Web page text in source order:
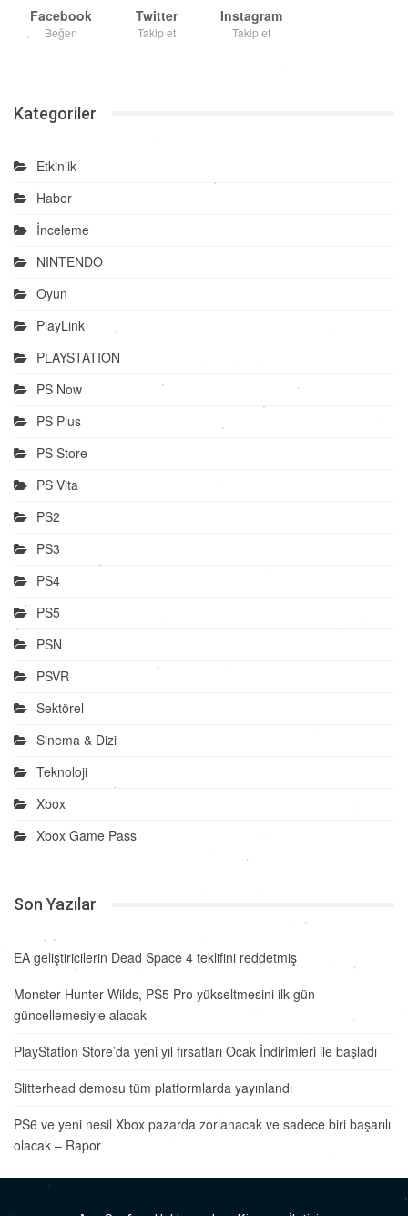
Facebook
Beğen
Twitter
Takip et
Instagram
Takip et
Kategoriler
Etkinlik
Haber
İnceleme
NINTENDO
Oyun
PlayLink
PLAYSTATION
PS Now
PS Plus
PS Store
PS Vita
PS2
PS3
PS4
PS5
PSN
PSVR
Sektörel
Sinema & Dizi
Teknoloji
Xbox
Xbox Game Pass
Son Yazılar
EA geliştiricilerin Dead Space 4 teklifini reddetmiş
Monster Hunter Wilds, PS5 Pro yükseltmesini ilk gün
güncellemesiyle alacak
PlayStation Store’da yeni yıl fırsatları Ocak İndirimleri ile başladı
Slitterhead demosu tüm platformlarda yayınlandı
PS6 ve yeni nesil Xbox pazarda zorlanacak ve sadece biri başarılı
olacak – Rapor